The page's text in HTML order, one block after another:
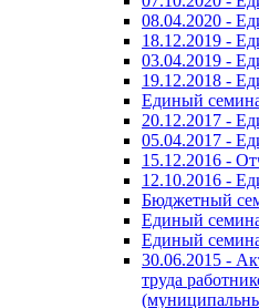
08.04.2020 -
18.12.2019 -
03.04.2019 -
19.12.2018 -
Единый
20.12.2017 -
05.04.2017 -
15.12.2016 -
12.10.2016 -
Бюджетный
Единый
Единый
30.06.2015 -
труда